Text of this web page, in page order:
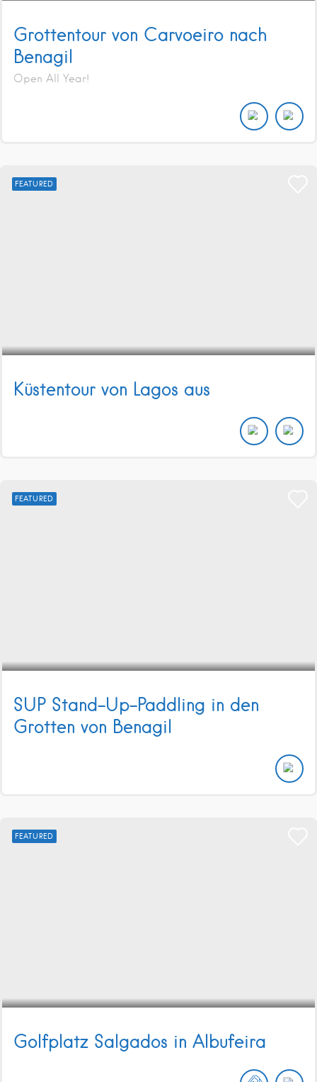
Grottentour von Carvoeiro nach
Benagil
Open All Year!
FEATURED
Küstentour von Lagos aus
FEATURED
SUP Stand-Up-Paddling in den
Grotten von Benagil
FEATURED
Golfplatz Salgados in Albufeira